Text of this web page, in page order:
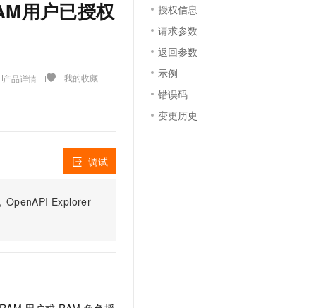
用户已授权
产品详情 我的收藏
OpenAPI Explorer
调试
授权信息
请求参数
返回参数
示例
错误码
变更历史
1.1-T2V
语音识别与合成
Qwen3-TTS-Flash
能体编程平台
界网络安全防护产品
数字证书管理服务（原SSL证书）
实现全站HTTPS，呈现可信的WEB访问
短信服务
大数据开发治理平台 DataWorks
鲁游戏服务器 HOT
通过阿里云百炼高效搭建AI应用,助力高效开发
HappyHorse 打造一站式影视创作平台
漫剧工坊：一站式动画创作平台
快速生产连贯的高质量长漫剧
10 分钟搭建微信、支付宝小程序
高效部署网站，快速应用到小程序
成，高效打造优质广告素材
创作，剧本、分镜、视频高效生成
键激活高效办公新体验
飞天发布时刻
所见，即是所愿
AI 实训营
从基础到进阶，Agent 创客手把手教你
创新加速
益加速 OPC 成功
公司注册
上云迁移
代维服务
更多支持
合作伙伴培训与认证
查询合作伙伴
登录合作伙伴管理后台
镜像站
我要反馈
我要建议
校园招聘